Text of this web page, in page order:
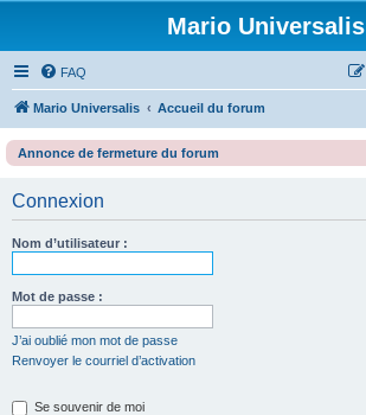
Mario Universalis
FAQ
Mario Universalis Accueil du forum
Annonce de fermeture du forum
Connexion
Nom d’utilisateur :
Mot de passe :
J’ai oublié mon mot de passe
Renvoyer le courriel d’activation
Se souvenir de moi